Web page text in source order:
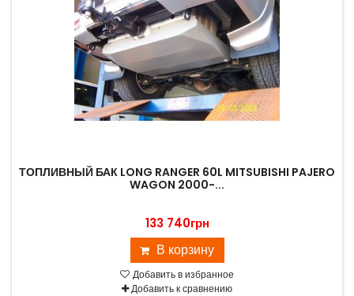
ТОПЛИВНЫЙ БАК LONG RANGER 60L MITSUBISHI PAJERO
WAGON 2000-...
133 740грн
В корзину
Добавить в избранное
Добавить к сравнению